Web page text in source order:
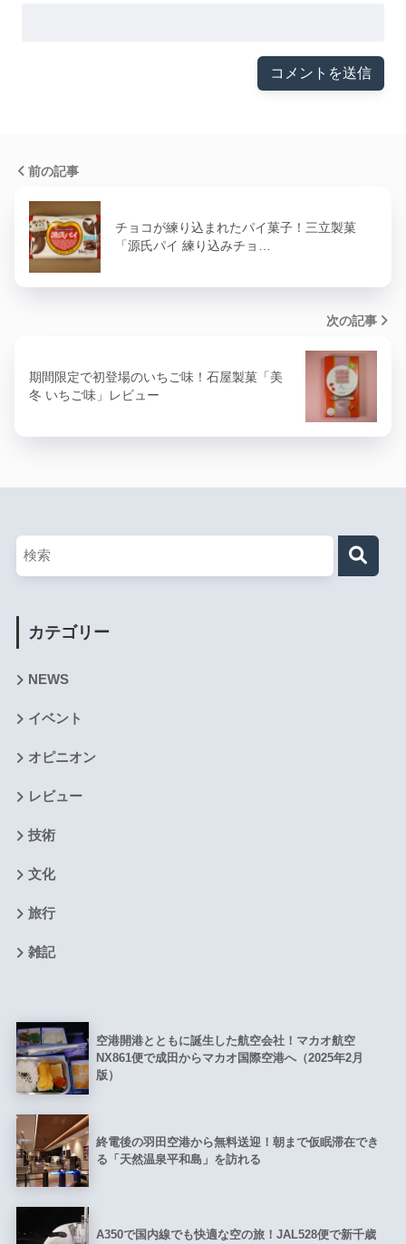
前の記事
チョコが練り込まれたパイ菓子！三立製菓
「源氏パイ 練り込みチョ…
次の記事
期間限定で初登場のいちご味！石屋製菓「美
冬 いちご味」レビュー
カテゴリー
NEWS
イベント
オピニオン
レビュー
技術
文化
旅行
雑記
空港開港とともに誕生した航空会社！マカオ航空
NX861便で成田からマカオ国際空港へ（2025年2月
版）
終電後の羽田空港から無料送迎！朝まで仮眠滞在でき
る「天然温泉平和島」を訪れる
A350で国内線でも快適な空の旅！JAL528便で新千歳